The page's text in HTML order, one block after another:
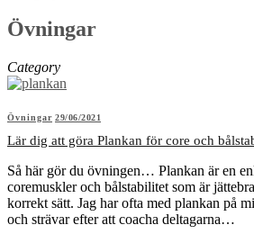
Övningar
Category
Övningar 29/06/2021
Lär dig att göra Plankan för core och
Så här gör du övningen… Plankan är en
coremuskler och bålstabilitet som är
korrekt sätt. Jag har ofta med plankan på
och strävar efter att coacha deltagarna…